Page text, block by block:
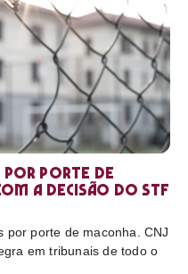
por porte de
a decisão do STF
por porte de maconha. CNJ
em tribunais de todo o